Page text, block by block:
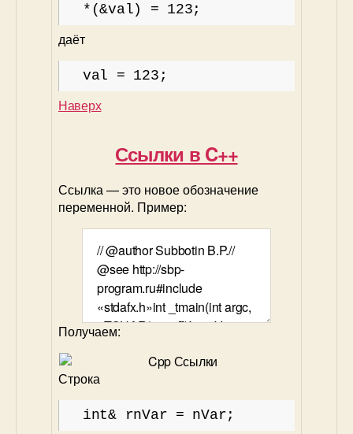
*(&val) = 123;
даёт
val = 123;
Наверх
Ссылки в C++
Ссылка — это новое обозначение
переменной. Пример:
Получаем:
Строка
int& rnVar = nVar;